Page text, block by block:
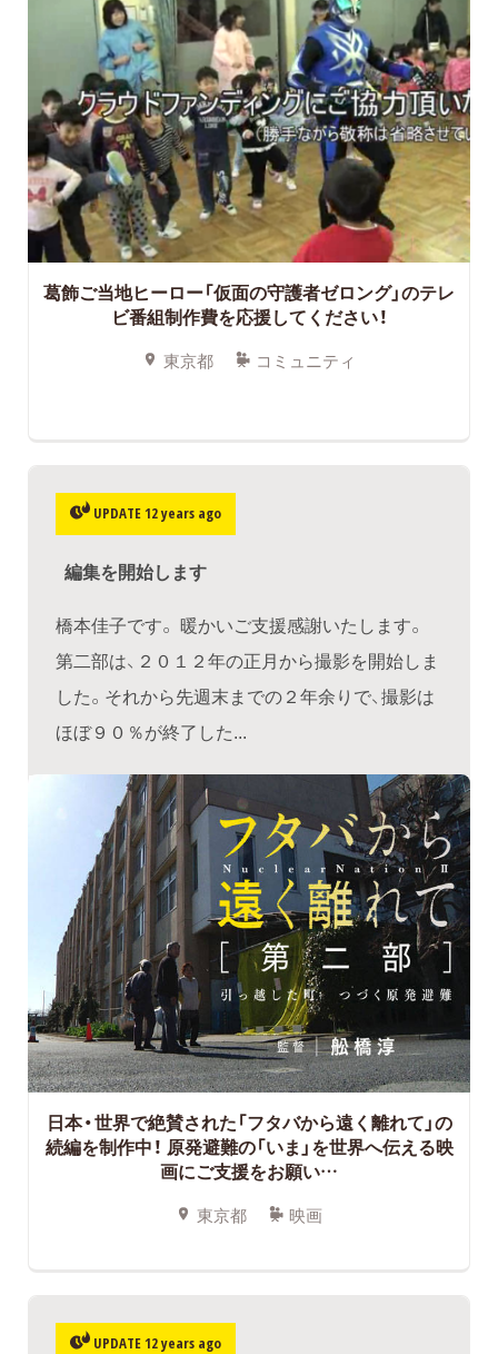
葛飾ご当地ヒーロー「仮面の守護者ゼロング」のテレ
ビ番組制作費を応援してください！
東京都 コミュニティ
UPDATE 12 years ago
編集を開始します
橋本佳子です。 暖かいご支援感謝いたします。
第二部は、２０１２年の正月から撮影を開始しま
した。それから先週末までの２年余りで、撮影は
ほぼ９０％が終了した...
日本・世界で絶賛された「フタバから遠く離れて」の
続編を制作中！ 原発避難の「いま」を世界へ伝える映
画にご支援をお願い…
東京都 映画
UPDATE 12 years ago